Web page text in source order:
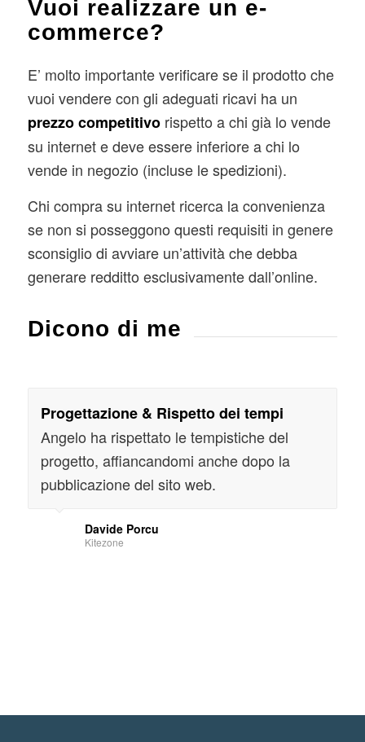
Vuoi realizzare un e-
commerce?
E’ molto importante verificare se il prodotto che
vuoi vendere con gli adeguati ricavi ha un
prezzo competitivorispetto a chi già lo vende
su internet e deve essere inferiore a chi lo
vende in negozio (incluse le spedizioni).
Chi compra su internet ricerca la convenienza
se non si posseggono questi requisiti in genere
sconsiglio di avviare un’attività che debba
generare redditto esclusivamente dall’online.
Dicono di me
Progettazione & Rispetto dei tempi
Angelo ha rispettato le tempistiche del
progetto, affiancandomi anche dopo la
pubblicazione del sito web.
Davide Porcu
Kitezone